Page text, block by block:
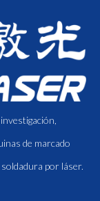
de marcado
por láser.